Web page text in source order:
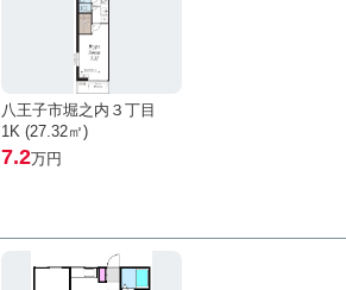
八王子市堀之内３丁目
1K (27.32㎡)
7.2万円